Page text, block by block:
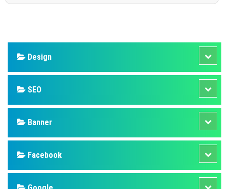
Design
SEO
Banner
Facebook